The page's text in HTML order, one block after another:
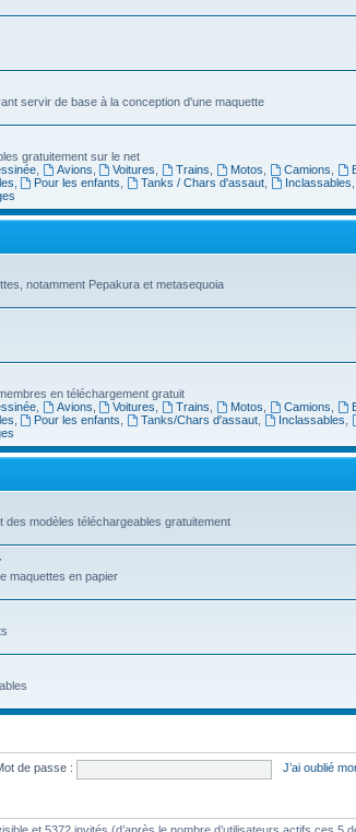
servir de base à la conception d'une maquette
gratuitement sur le net
, Avions Voitures Trains Motos Camions
Pour les enfants Tanks / Chars d'assaut Inclassables
notamment Pepakura et metasequoia
en téléchargement gratuit
, Avions Voitures Trains Motos Camions
Pour les enfants Tanks/Chars d'assaut Inclassables
modèles téléchargeables gratuitement
maquettes en papier
de passe : J’ai oublié
et 5372 invités (d’après le nombre d’utilisateurs actifs ces 5